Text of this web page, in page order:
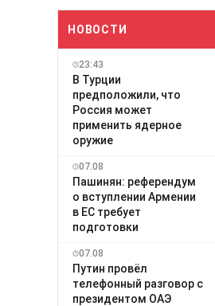
НОВОСТИ
23:43
В Турции
предположили, что
Россия может
применить ядерное
оружие
07.08
Пашинян: референдум
о вступлении Армении
в ЕС требует
подготовки
07.08
Путин провёл
телефонный разговор с
президентом ОАЭ